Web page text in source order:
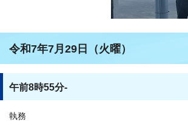
令和7年7月29日（火曜）
午前8時55分-
執務